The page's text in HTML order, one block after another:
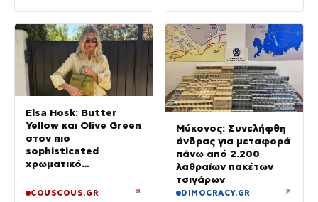
Elsa Hosk: Butter
Yellow και Olive Green
στον πιο
sophisticated
χρωματικό
match μοτίβα
COUSCOUS.GR ↗
Μύκονος: Συνελήφθη
άνδρας για μεταφορά
πάνω από 2.200
λαθραίων πακέτων
τσιγάρων
DIMOCRACY.GR ↗